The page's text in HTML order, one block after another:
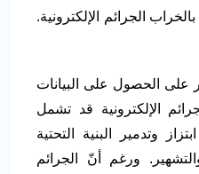
الجرائم الإلكترونية.
على الحصول على البيانات
الإلكترونية قد تشمل
وتدمير البنية التحتية
ورغم أنّ الجرائم